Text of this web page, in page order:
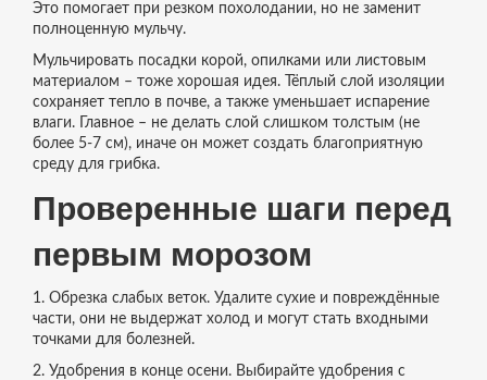
Это помогает при резком похолодании, но не заменит
полноценную мульчу.
Мульчировать посадки корой, опилками или листовым
материалом – тоже хорошая идея. Тёплый слой изоляции
сохраняет тепло в почве, а также уменьшает испарение
влаги. Главное – не делать слой слишком толстым (не
более 5‑7 см), иначе он может создать благоприятную
среду для грибка.
Проверенные шаги перед
первым морозом
1. Обрезка слабых веток. Удалите сухие и повреждённые
части, они не выдержат холод и могут стать входными
точками для болезней.
2. Удобрения в конце осени. Выбирайте удобрения с